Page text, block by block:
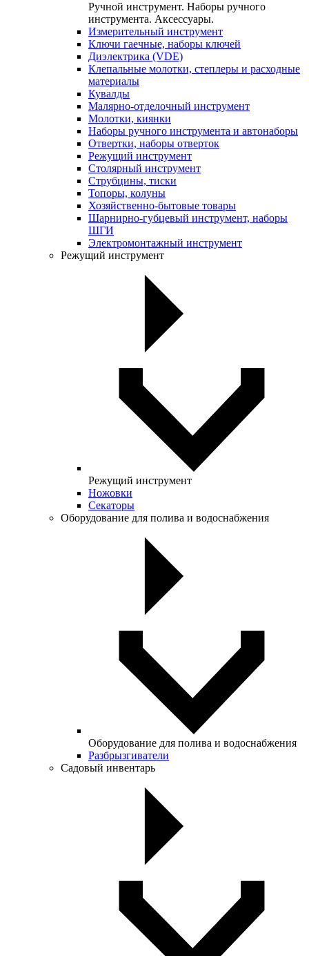
Ручной инструмент. Наборы ручного
инструмента. Аксессуары.
Измерительный инструмент
Ключи гаечные, наборы ключей
Диэлектрика (VDE)
Клепальные молотки, степлеры и расходные
материалы
Кувалды
Малярно-отделочный инструмент
Молотки, киянки
Наборы ручного инструмента и автонаборы
Отвертки, наборы отверток
Режущий инструмент
Столярный инструмент
Струбцины, тиски
Топоры, колуны
Хозяйственно-бытовые товары
Шарнирно-губцевый инструмент, наборы
ШГИ
Электромонтажный инструмент
Режущий инструмент
Режущий инструмент
Ножовки
Секаторы
Оборудование для полива и водоснабжения
Оборудование для полива и водоснабжения
Разбрызгиватели
Садовый инвентарь